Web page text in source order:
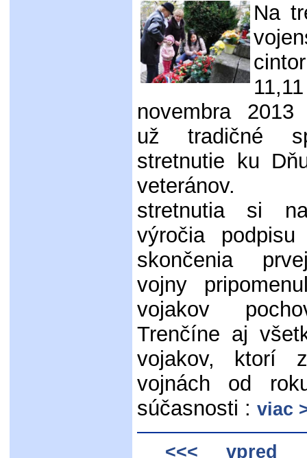
Na
novembra 2013
už tradičné
stretnutie ku
veteránov.
stretnutia si
výročia
skončenia
vojny
vojakov
Trenčíne aj
vojakov, ktorí
vojnách od
súčasnosti : viac
<<< vpred